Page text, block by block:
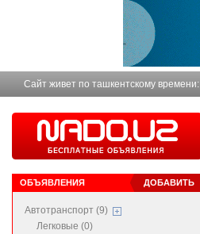
Сайт живет по ташкентскому времени:
ДОБАВИТЬ
ОБЪЯВЛЕНИЯ
Автотранспорт (9)
Легковые (0)